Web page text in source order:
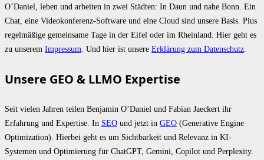
O’Daniel, leben und arbeiten in zwei Städten: In Daun und nahe Bonn. Ein
Chat, eine Videokonferenz-Software und eine Cloud sind unsere Basis. Plus
regelmäßige gemeinsame Tage in der Eifel oder im Rheinland. Hier geht es
zu unserem Impressum . Und hier ist unsere Erklärung zum Datenschutz
Unsere GEO & LLMO Expertise
Seit vielen Jahren teilen Benjamin O’Daniel und Fabian Jaeckert ihr
Erfahrung und Expertise. In SEO und jetzt in GEO (Generative Engine
Optimization). Hierbei geht es um Sichtbarkeit und Relevanz in KI-
Systemen und Optimierung für ChatGPT, Gemini, Copilot und Perplexity.